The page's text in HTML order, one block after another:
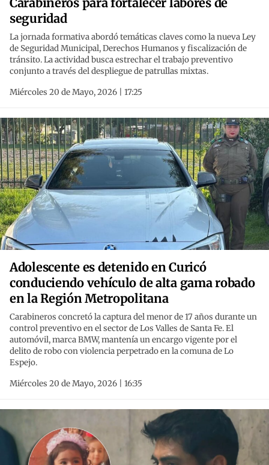
seguridad
La jornada formativa abordó temáticas claves como la nueva Ley
de Seguridad Municipal, Derechos Humanos y fiscalización de
tránsito. La actividad busca estrechar el trabajo preventivo
conjunto a través del despliegue de patrullas mixtas.
Miércoles 20 de Mayo, 2026 | 17:25
Adolescente es detenido en Curicó
conduciendo vehículo de alta gama robado
en la Región Metropolitana
Carabineros concretó la captura del menor de 17 años durante un
control preventivo en el sector de Los Valles de Santa Fe. El
automóvil, marca BMW, mantenía un encargo vigente por el
delito de robo con violencia perpetrado en la comuna de Lo
Espejo.
Miércoles 20 de Mayo, 2026 | 16:35